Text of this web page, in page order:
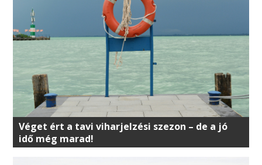
Véget ért a tavi viharjelzési szezon – de a jó
idő még marad!